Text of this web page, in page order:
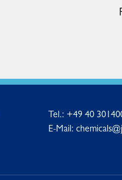
Tel.: +49 40
E-Mail: